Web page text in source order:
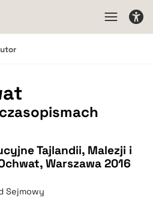
Tajlandii, Malezji i
Warszawa 2016
Sejmowy